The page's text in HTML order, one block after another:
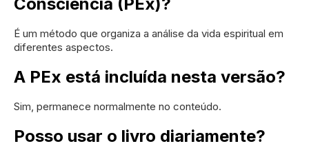
É um método que organiza a análise da vida espiritual em
diferentes aspectos.
A PEx está incluída nesta versão?
Sim, permanece normalmente no conteúdo.
Posso usar o livro diariamente?